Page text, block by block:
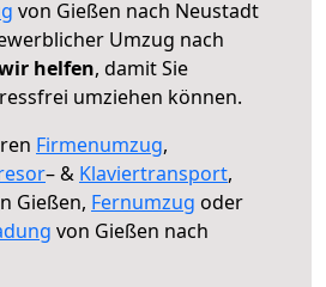
von Gießen nach Neustadt
Umzug nach
helfen, damit Sie
umziehen können.
Firmenumzug,
– & Klaviertransport,
Gießen, Fernumzug oder
von Gießen nach